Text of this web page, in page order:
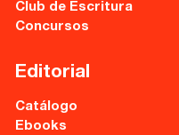
Directorios
Contacto
Escríbenos
Club de Escritura
Concursos
Editorial
Catálogo
Ebooks